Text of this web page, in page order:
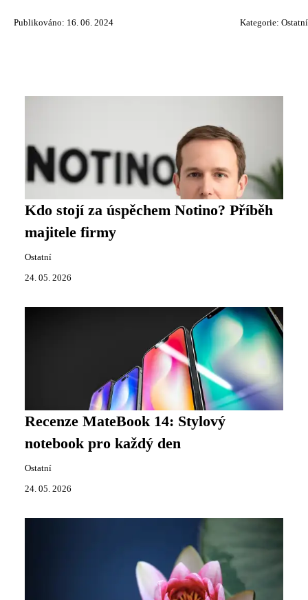
Publikováno: 16. 06. 2024 Kategorie: Ostatní
Kdo stojí za úspěchem Notino? Příběh
majitele firmy
Ostatní
24. 05. 2026
Recenze MateBook 14: Stylový
notebook pro každý den
Ostatní
24. 05. 2026